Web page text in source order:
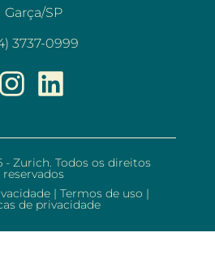
Garça/SP
3737-0999
- Zurich. Todos os direitos
reservados
| Termos de uso |
de privacidade